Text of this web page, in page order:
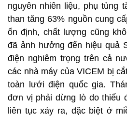
nguyên nhiên liệu, phụ tùng
than tăng 63% nguồn cung
ổn định, chất lượng cũng
đã ảnh hưởng đến hiệu quả
điện nghiêm trọng trên cả
các nhà máy của VICEM bị
toàn lưới điện quốc gia.
đơn vị phải dừng lò do thiếu
liên tục xảy ra, đặc biệt ở